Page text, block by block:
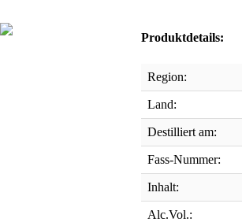
Produktdetails:
Region:
Land:
Destilliert am:
Fass-Nummer:
Inhalt:
Alc.Vol.: